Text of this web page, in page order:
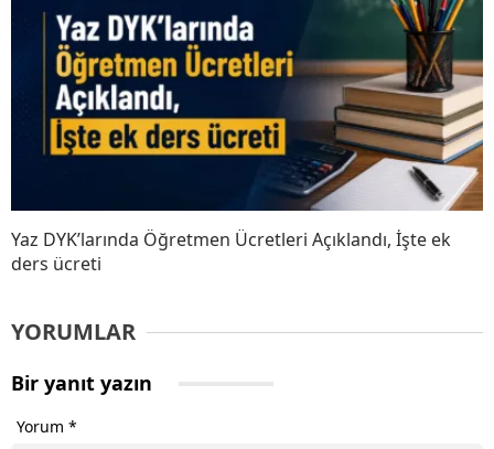
Yaz DYK’larında Öğretmen Ücretleri Açıklandı, İşte ek
ders ücreti
YORUMLAR
Bir yanıt yazın
Yorum *